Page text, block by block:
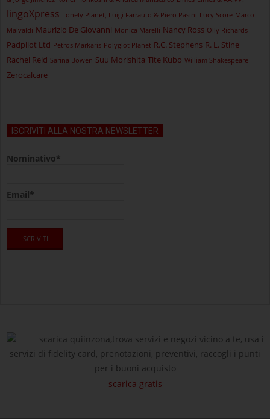
lingoXpress Lonely Planet, Luigi Farrauto & Piero Pasini Lucy Score Marco
Malvaldi Maurizio De Giovanni Monica Marelli Nancy Ross Olly Richards
Padpilot Ltd Petros Markaris Polyglot Planet R.C. Stephens R. L. Stine
Rachel Reid Sarina Bowen Suu Morishita Tite Kubo William Shakespeare
Zerocalcare
ISCRIVITI ALLA NOSTRA NEWSLETTER
Nominativo*
Email*
scarica quiinzona,trova servizi e negozi vicino a te, usa i
servizi di fidelity card, prenotazioni, preventivi, raccogli i punti
per i buoni acquisto
scarica gratis